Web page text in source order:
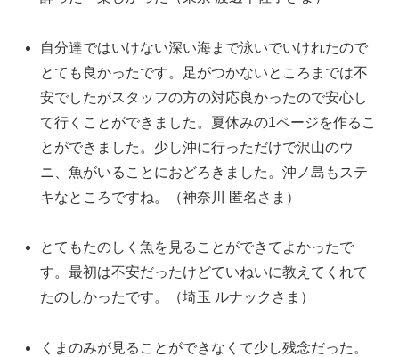
自分達ではいけない深い海まで泳いでいけれたので
とても良かったです。足がつかないところまでは不
安でしたがスタッフの方の対応良かったので安心し
て行くことができました。夏休みの1ページを作るこ
とができました。少し沖に行っただけで沢山のウ
ニ、魚がいることにおどろきました。沖ノ島もステ
キなところですね。（神奈川 匿名さま）
とてもたのしく魚を見ることができてよかったで
す。最初は不安だったけどていねいに教えてくれて
たのしかったです。（埼玉 ルナックさま）
くまのみが見ることができなくて少し残念だった。